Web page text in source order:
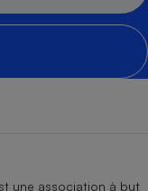
une association à but